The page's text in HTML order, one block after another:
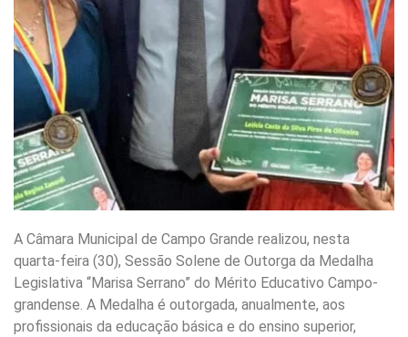
A Câmara Municipal de Campo Grande realizou, nesta
quarta-feira (30), Sessão Solene de Outorga da Medalha
Legislativa “Marisa Serrano” do Mérito Educativo Campo-
grandense. A Medalha é outorgada, anualmente, aos
profissionais da educação básica e do ensino superior,